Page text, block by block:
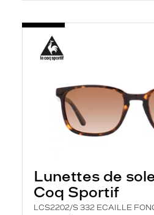
Lunettes de
Coq Sportif
LCS2202/S 332 ECAILLE